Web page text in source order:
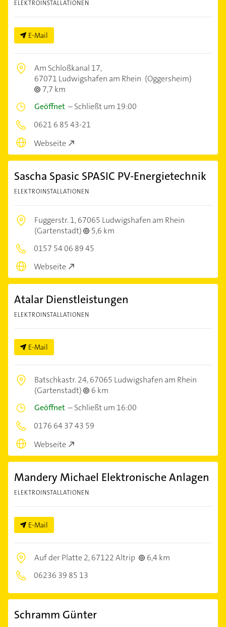
ELEKTROINSTALLATIONEN
E-Mail
Am Schloßkanal 17,
67071 Ludwigshafen am Rhein (Oggersheim)
7,7 km
Geöffnet –Schließt um 19:00
0621 6 85 43-21
Webseite
Sascha Spasic SPASIC PV-Energietechnik
ELEKTROINSTALLATIONEN
Fuggerstr. 1,67065 Ludwigshafen am Rhein
(Gartenstadt)
5,6 km
0157 54 06 89 45
Webseite
Atalar Dienstleistungen
ELEKTROINSTALLATIONEN
E-Mail
Batschkastr. 24,67065 Ludwigshafen am Rhein
(Gartenstadt)
6 km
Geöffnet –Schließt um 16:00
0176 64 37 43 59
Webseite
Mandery Michael Elektronische Anlagen
ELEKTROINSTALLATIONEN
E-Mail
Auf der Platte 2,67122 Altrip
6,4 km
06236 39 85 13
Schramm Günter